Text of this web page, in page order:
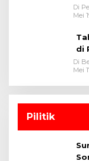
Di
Mei
di
Di
Mei
Pilitik